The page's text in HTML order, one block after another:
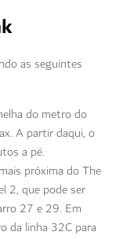
as seguintes
do metro do
A partir daqui, o
a pé.
próxima do The
2, que pode ser
27 e 29. Em
da linha 32C para